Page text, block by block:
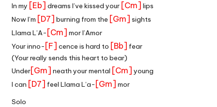
In my [Eb] dreams I’ve kissed your [Cm] lips
Now I’m [D7] burning from the [Gm] sights
Llama L’A- [Cm] mor l’Amor
Your inno- [F] cence is hard to [Bb] fear
(Your really sends this heart to bear)
Under[Gm] neath your mental [Cm] young
I can [D7] feel Llama L’a- [Gm] mor
Solo